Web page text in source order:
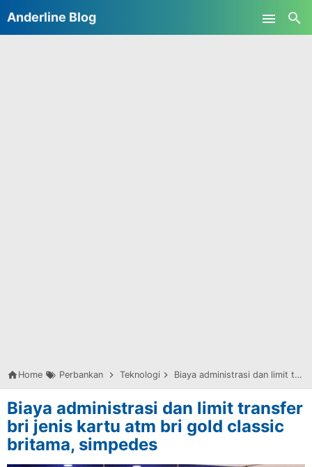
Anderline Blog
Home Perbankan Teknologi Biaya administrasi dan limit transfer bri jenis kartu atm bri gold classic britama, simpedes
Biaya administrasi dan limit transfer
bri jenis kartu atm bri gold classic
britama, simpedes